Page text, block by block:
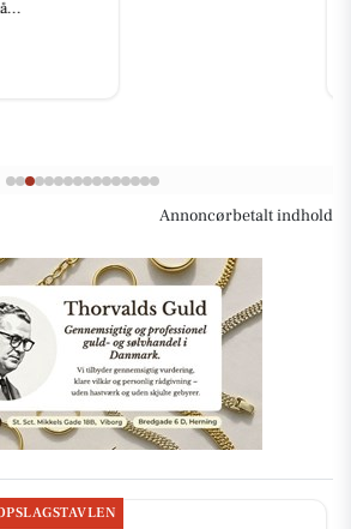
at finde i butikken og...
Annoncørbetalt indhold